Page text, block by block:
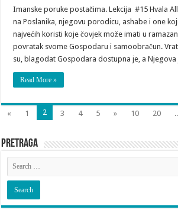
Imanske poruke postačima. Lekcija #15 Hvala
na Poslanika, njegovu porodicu, ashabe i one
najvećih koristi koje čovjek može imati u
povratak svome Gospodaru i samoobračun.
su, blagodat Gospodara dostupna je, a
Read More »
« 1 2 3 4 5 » 10 20
Pretraga